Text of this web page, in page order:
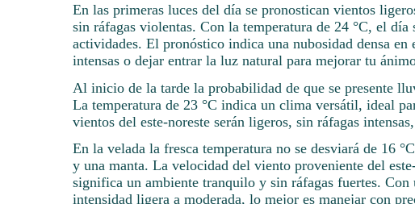
En las primeras luces del día se pronostican vientos
sin ráfagas violentas. Con la temperatura de 24 °C, el
actividades. El pronóstico indica una nubosidad densa
intensas o dejar entrar la luz natural para mejorar tu
Al inicio de la tarde la probabilidad de que se presente
La temperatura de 23 °C indica un clima versátil, ideal
vientos del este-noreste serán ligeros, sin ráfagas
En la velada la fresca temperatura no se desviará de 16
y una manta. La velocidad del viento proveniente del
significa un ambiente tranquilo y sin ráfagas fuertes.
intensidad ligera a moderada, lo mejor es manejar con